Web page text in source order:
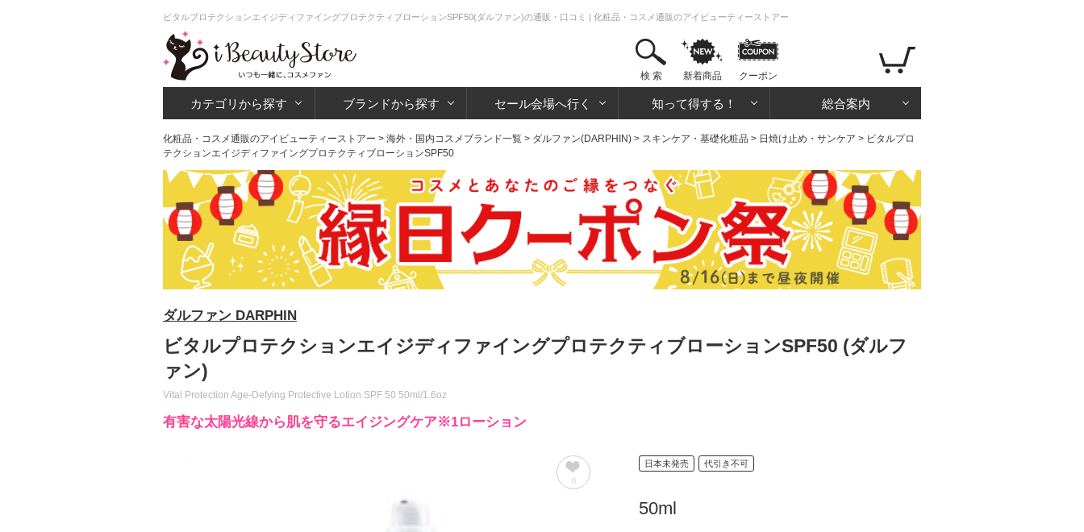
ビタルプロテクションエイジディファイングプロテクティブローションSPF50(ダルファン)の通販・口コミ | 化粧品・コスメ通販のアイビューティーストアー
検 索 新着商品 クーポン
カテゴリから探す ブランドから探す セール会場へ行く 知って得する！ 総合案内
化粧品・コスメ通販のアイビューティーストアー > 海外・国内コスメブランド一覧 > ダルファン(DARPHIN) > スキンケア・基礎化粧品 > 日焼け止め・サンケア > ビタルプロ
テクションエイジディファイングプロテクティブローションSPF50
ダルファン DARPHIN
ビタルプロテクションエイジディファイングプロテクティブローションSPF50 (ダルフ
ァン)
Vital Protection Age-Defying Protective Lotion SPF 50 50ml/1.6oz
有害な太陽光線から肌を守るエイジングケア※1ローション
0
日本未発売 代引き不可
50ml